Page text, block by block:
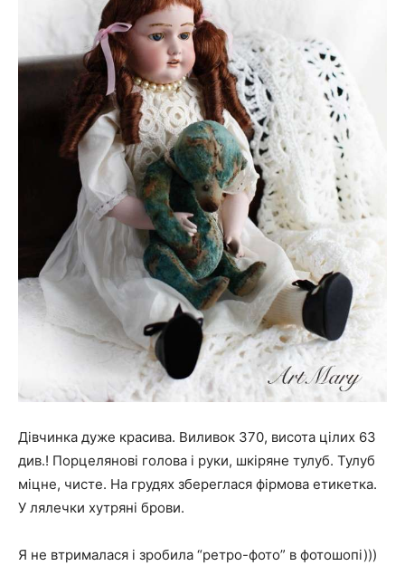
Дівчинка дуже красива. Виливок 370, висота цілих 63
див.! Порцелянові голова і руки, шкіряне тулуб. Тулуб
міцне, чисте. На грудях збереглася фірмова етикетка.
У лялечки хутряні брови.
Я не втрималася і зробила “ретро-фото” в фотошопі)))